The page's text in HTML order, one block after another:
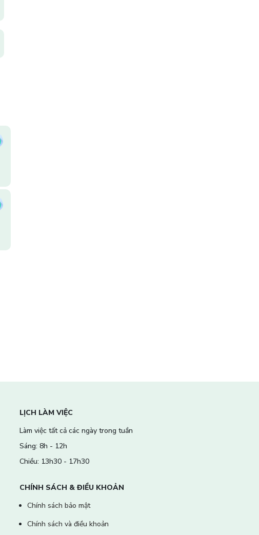
LỊCH LÀM VIỆC
Làm việc tất cả các ngày trong tuần
Sáng: 8h - 12h
Chiều: 13h30 - 17h30
CHÍNH SÁCH & ĐIỀU KHOẢN
Chính sách bảo mật
Chính sách và điều khoản